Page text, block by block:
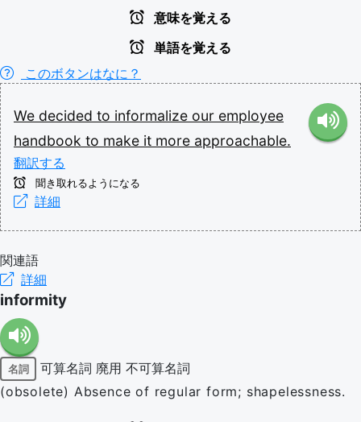
意味を覚える
単語を覚える
このボタンはなに？
We decided to informalize our employee
handbook to make it more approachable.
翻訳する
聞き取れるようになる
詳細
関連語
詳細
informity
名詞 可算名詞 廃用 不可算名詞
(obsolete) Absence of regular form; shapelessness.